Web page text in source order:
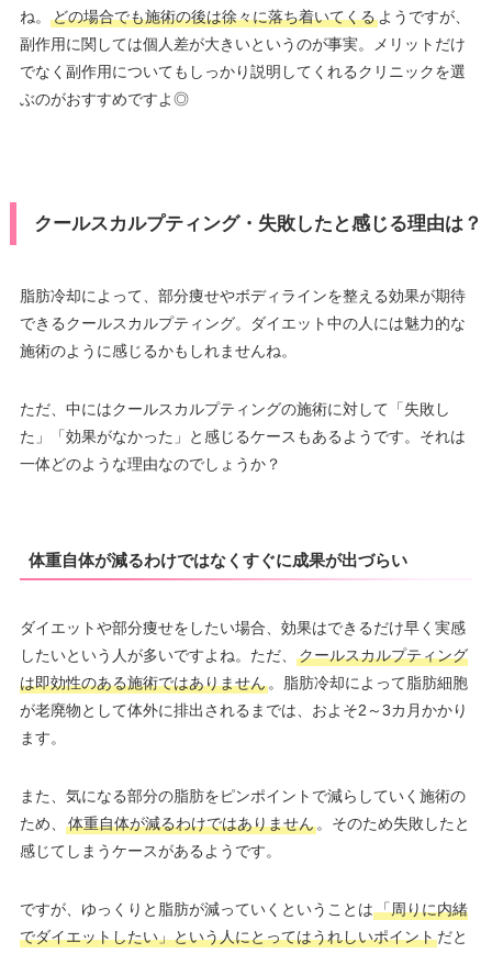
ね。
どの場合でも施術の後は徐々に落ち着いてくるようですが、
副作用に関しては個人差が大きいというのが事実。メリットだけ
でなく副作用についてもしっかり説明してくれるクリニックを選
ぶのがおすすめですよ◎
クールスカルプティング・失敗したと感じる理由は？
脂肪冷却によって、部分痩せやボディラインを整える効果が期待
できるクールスカルプティング。ダイエット中の人には魅力的な
施術のように感じるかもしれませんね。
ただ、中にはクールスカルプティングの施術に対して「失敗し
た」「効果がなかった」と感じるケースもあるようです。それは
一体どのような理由なのでしょうか？
体重自体が減るわけではなくすぐに成果が出づらい
ダイエットや部分痩せをしたい場合、効果はできるだけ早く実感
したいという人が多いですよね。ただ、
クールスカルプティング
は即効性のある施術ではありません。脂肪冷却によって脂肪細胞
が老廃物として体外に排出されるまでは、およそ2～3カ月かかり
ます。
また、気になる部分の脂肪をピンポイントで減らしていく施術の
ため、
体重自体が減るわけではありません。そのため失敗したと
感じてしまうケースがあるようです。
ですが、ゆっくりと脂肪が減っていくということは「周りに内緒
でダイエットしたい」という人にとってはうれしいポイントだと